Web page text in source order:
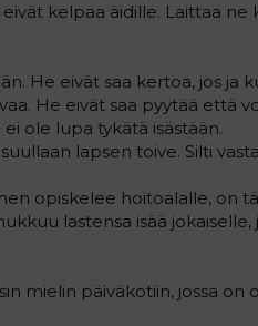
kelpaa äidille. Laittaa ne
He eivät saa kertoa, jos ja
He eivät saa pyytää että
ole lupa tykätä isästään.
lapsen toive. Silti
opiskelee hoitoalalle, on
lastensa isää
mielin päiväkotiin, jossa on